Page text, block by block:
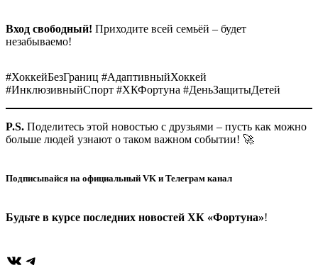
Вход свободный! Приходите всей семьёй – будет
незабываемо!
#ХоккейБезГраниц #АдаптивныйХоккей
#ИнклюзивныйСпорт #ХКФортуна #ДеньЗащитыДетей
P.S. Поделитесь этой новостью с друзьями – пусть как можно
больше людей узнают о таком важном событии! 🚀
Подписывайся на официальный VK и Телеграм канал
Будьте в курсе последних новостей ХК «Фортуна»!
ВКонтакте
Telegram